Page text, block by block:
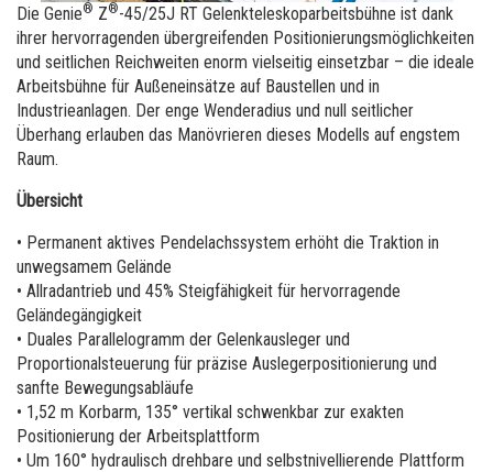
Service Schulung
Product Schulung
Firmware
Gewährleistung und Produktregistrierung
BIM - Building Information Modeling
Genie Lift Connect Telematics
Marketing-Werkzeuge
Jobs
Besuchen Sie Terex.com
Investor Relations – Investoren
Die Genie® Z®-45/25J RT Gelenkteleskoparbeitsbühne ist dank
ihrer hervorragenden übergreifenden Positionierungsmöglichkeiten
und seitlichen Reichweiten enorm vielseitig einsetzbar – die ideale
Arbeitsbühne für Außeneinsätze auf Baustellen und in
Industrieanlagen. Der enge Wenderadius und null seitlicher
Überhang erlauben das Manövrieren dieses Modells auf engstem
Raum.
Übersicht
• Permanent aktives Pendelachssystem erhöht die Traktion in
unwegsamem Gelände
• Allradantrieb und 45% Steigfähigkeit für hervorragende
Geländegängigkeit
• Duales Parallelogramm der Gelenkausleger und
Proportionalsteuerung für präzise Auslegerpositionierung und
sanfte Bewegungsabläufe
• 1,52 m Korbarm, 135° vertikal schwenkbar zur exakten
Positionierung der Arbeitsplattform
• Um 160° hydraulisch drehbare und selbstnivellierende Plattform